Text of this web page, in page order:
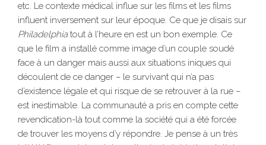
etc. Le contexte médical influe sur les films et les films
influent inversement sur leur époque. Ce que je disais sur
Philadelphiatout à l’heure en est un bon exemple. Ce
que le film a installé comme image d’un couple soudé
face à un danger mais aussi aux situations iniques qui
découlent de ce danger – le survivant qui n’a pas
d’existence légale et qui risque de se retrouver à la rue –
est inestimable. La communauté a pris en compte cette
revendication-là tout comme la société qui a été forcée
de trouver les moyens d’y répondre. Je pense à un très